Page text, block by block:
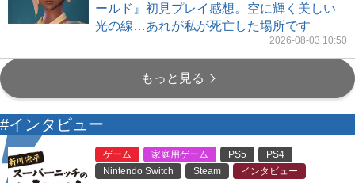
ールド』初見プレイ感想。空に輝く美しい
光の線…あれが私が死亡した場所です
2026-08-03 10:50
もっと見る
#インタビュー
ゲーム 家庭用ゲーム PS5
PS4
Nintendo Switch
Steam インタビュー